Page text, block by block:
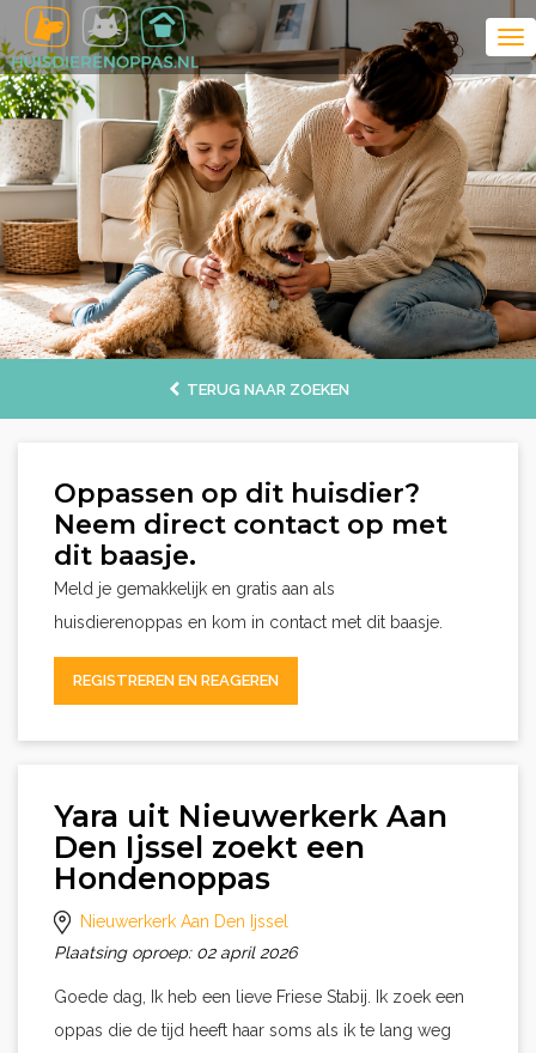
TERUG NAAR ZOEKEN
Oppassen op dit huisdier?
Neem direct contact op met
dit baasje.
Meld je gemakkelijk en gratis aan als
huisdierenoppas en kom in contact met dit baasje.
REGISTREREN EN REAGEREN
Yara uit Nieuwerkerk Aan
Den Ijssel zoekt een
Hondenoppas
Nieuwerkerk Aan Den Ijssel
Plaatsing oproep: 02 april 2026
Goede dag, Ik heb een lieve Friese Stabij. Ik zoek een
oppas die de tijd heeft haar soms als ik te lang weg